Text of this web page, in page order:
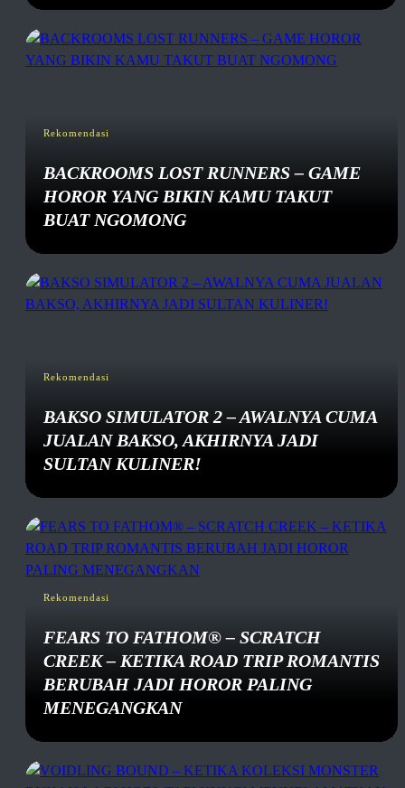
Rekomendasi
BACKROOMS LOST RUNNERS – GAME
HOROR YANG BIKIN KAMU TAKUT
BUAT NGOMONG
Rekomendasi
BAKSO SIMULATOR 2 – AWALNYA CUMA
JUALAN BAKSO, AKHIRNYA JADI
SULTAN KULINER!
Rekomendasi
FEARS TO FATHOM® – SCRATCH
CREEK – KETIKA ROAD TRIP ROMANTIS
BERUBAH JADI HOROR PALING
MENEGANGKAN